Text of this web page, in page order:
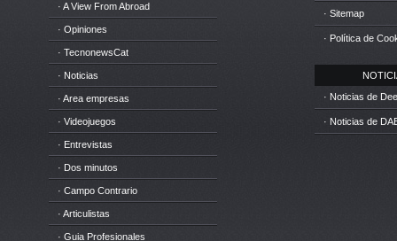
· A View From Abroad
· Opiniones
· TecnonewsCat
· Noticias
· Area empresas
· Videojuegos
· Entrevistas
· Dos minutos
· Campo Contrario
· Articulistas
· Guia Profesionales
· Sitemap
· Política de
· Noticias de
· Noticias de